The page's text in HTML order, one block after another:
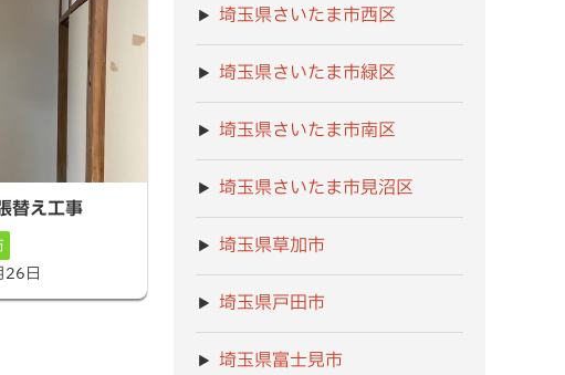
え工事
替え工事
日
埼玉県さいたま市西区
埼玉県さいたま市緑区
埼玉県さいたま市南区
埼玉県さいたま市見沼区
埼玉県草加市
埼玉県戸田市
埼玉県富士見市